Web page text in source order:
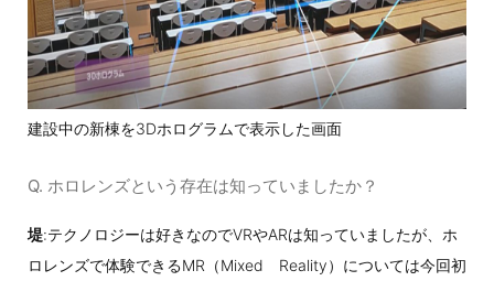
建設中の新棟を3Dホログラムで表示した画面
Q. ホロレンズという存在は知っていましたか？
堤:テクノロジーは好きなのでVRやARは知っていましたが、ホ
ロレンズで体験できるMR（Mixed Reality）については今回初